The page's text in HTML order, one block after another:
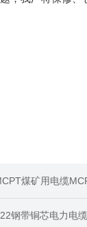
煤矿用电缆
钢带铜芯电力电缆